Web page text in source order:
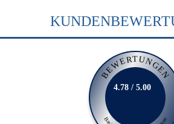
BEWERTUNGEN
4.78 / 5.00